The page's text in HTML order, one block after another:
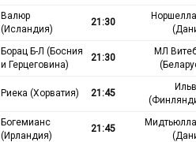
Валюр
(Исландия)
21:30
Борац Б-Л (Босния
и Герцеговина)
21:30
МЛ
Риека (Хорватия) 21:45
Богемианс
(Ирландия)
21:45